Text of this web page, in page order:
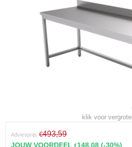
klik voor
Adviesprijs €493,59
JOUW VOORDEEL€148,08 (-30%)